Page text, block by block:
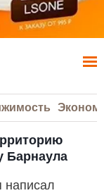
Барнаула
написал